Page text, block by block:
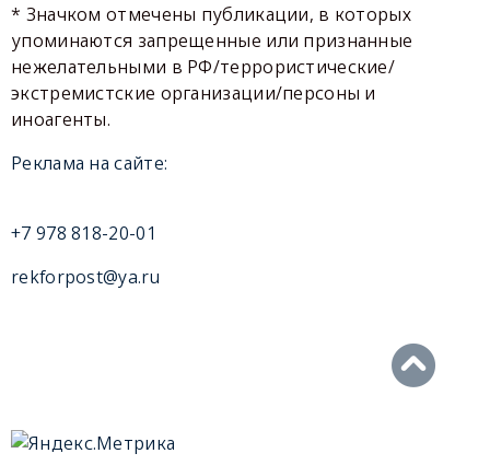
* Значком отмечены публикации, в которых
упоминаются запрещенные или признанные
нежелательными в РФ/террористические/
экстремистские организации/персоны и
иноагенты.
Реклама на сайте:
+7 978 818-20-01
rekforpost@ya.ru